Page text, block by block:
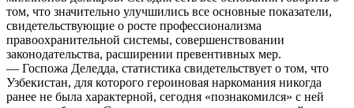
том, что значительно улучшились все основные показатели,
свидетельствующие о росте профессионализма
правоохранительной системы, совершенствовании
законодательства, расширении превентивных мер.
— Госпожа Деледда, статистика свидетельствует о том, что
Узбекистан, для которого героиновая наркомания никогда
ранее не была характерной, сегодня «познакомился» с ней